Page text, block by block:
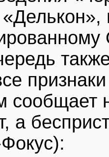
сообщает
а